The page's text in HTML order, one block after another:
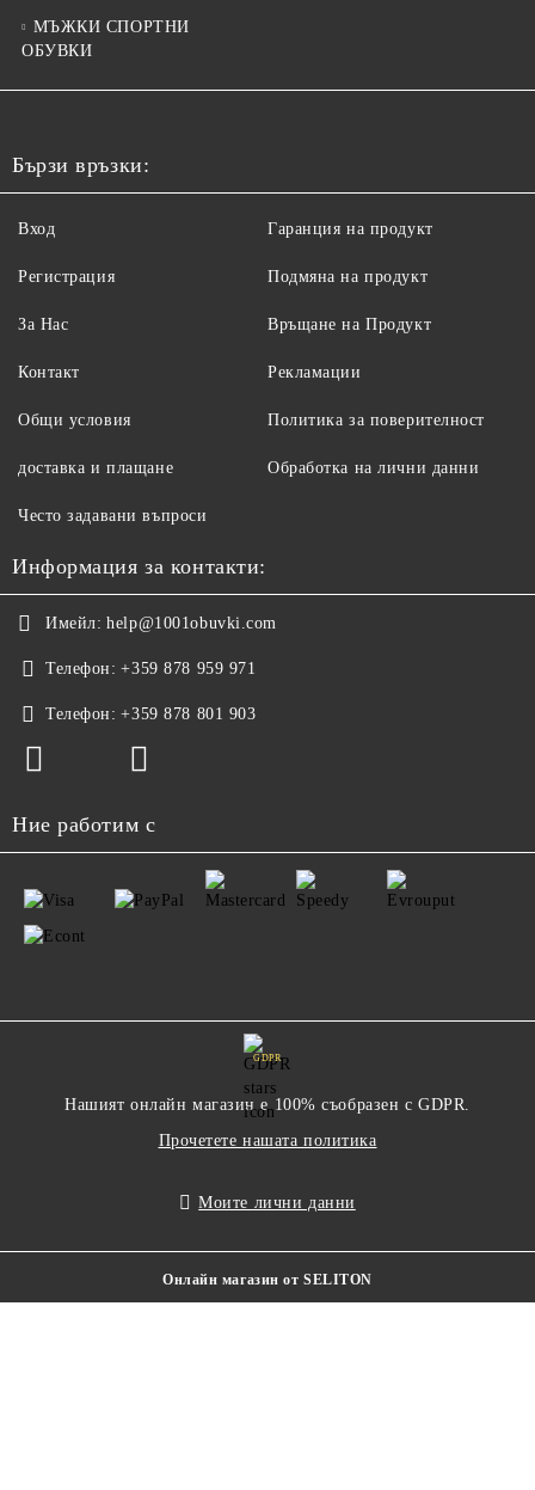
МЪЖКИ СПОРТНИ
ОБУВКИ
Бързи връзки:
Вход
Регистрация
За Нас
Контакт
Общи условия
доставка и плащане
Гаранция на продукт
Подмяна на продукт
Връщане на Продукт
Рекламации
Политика за поверителност
Обработка на лични данни
Често задавани въпроси
Информация за контакти:
Имейл: help@1001obuvki.com
Телефон: +359 878 959 971
Телефон: +359 878 801 903
Ние работим с
GDPR
Нашият онлайн магазин е 100% съобразен с GDPR.
Прочетете нашата политика
Моите лични данни
Онлайн магазин от SELITON